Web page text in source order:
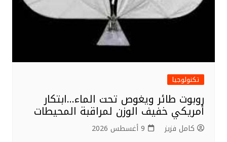
تكنولوجيا
روبوت طائر ويغوص تحت الماء…ابتكار
أمريكي خفيف الوزن لمراقبة المحيطات
كامل فزيز 9 أغسطس 2026